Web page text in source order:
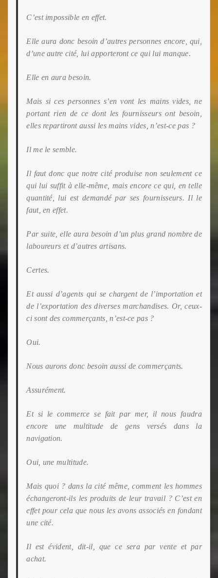
C’est impossible en effet.
Elle aura donc besoin d’autres personnes encore, qui,
d’une autre cité, lui apporteront ce qui lui manque.
Elle en aura besoin.
Mais si ces personnes s’en vont les mains vides, ne
portant rien de ce dont les fournisseurs ont besoin,
elles repartiront aussi les mains vides, n’est-ce pas ?
Il me le semble.
Il faut donc que notre cité produise non seulement ce
qui lui suffit à elle-même, mais encore ce qui, en telle
quantité, lui est demandé par ses fournisseurs. Il le
faut, en effet.
Par suite, elle aura besoin d’un plus grand nombre de
laboureurs et d’autres artisans.
Certes.
Et aussi d’agents qui se chargent de l’importation et
de l’exportation des diverses marchandises. Or, ceux-
ci sont des commerçants, n’est-ce pas ?
Oui.
Nous aurons donc besoin aussi de commerçants.
Assurément.
Et si le commerce se fait par mer, il nous faudra
encore une multitude de gens versés dans la
navigation.
Oui, une multitude.
Mais quoi ? dans la cité même, comment les hommes
échangeront-ils les produits de leur travail ? C’est en
effet pour cela que nous les avons associés en fondant
une cité.
Il est évident, dit-il, que ce sera par vente et par
achat.